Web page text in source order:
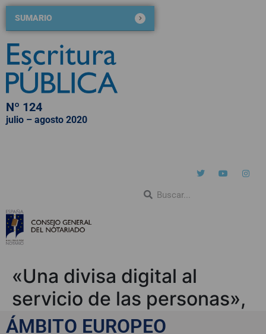
SUMARIO
Nº 124
julio – agosto 2020
«Una divisa digital al
servicio de las personas»,
por José Ramón Patterson
ÁMBITO EUROPEO